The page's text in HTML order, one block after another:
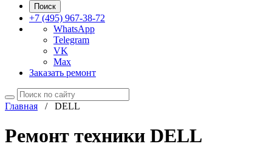
Поиск
+7 (495) 967-38-72
WhatsApp
Telegram
VK
Max
Заказать ремонт
Главная / DELL
Ремонт техники DELL